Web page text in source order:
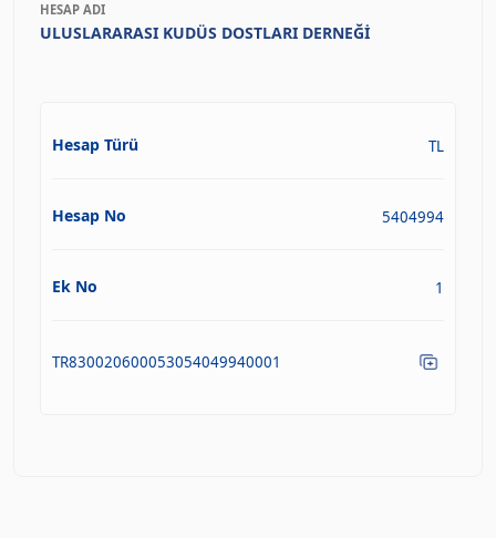
HESAP ADI
ULUSLARARASI KUDÜS DOSTLARI DERNEĞİ
Hesap Türü TL
Hesap No 5404994
Ek No 1
TR830020600053054049940001